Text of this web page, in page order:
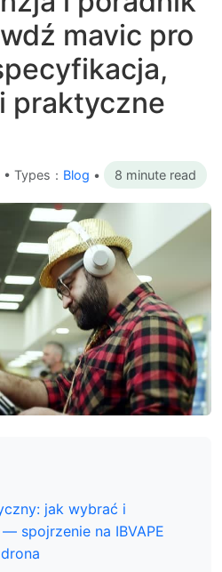
mavic pro
praktyczne
Types： Blog • 8 minute read
jak wybrać i
spojrzenie na IBVAPE